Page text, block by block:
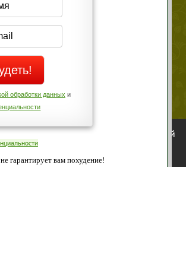
поддержки
421-77-27
с нами, вы соглашаетесь с нашей